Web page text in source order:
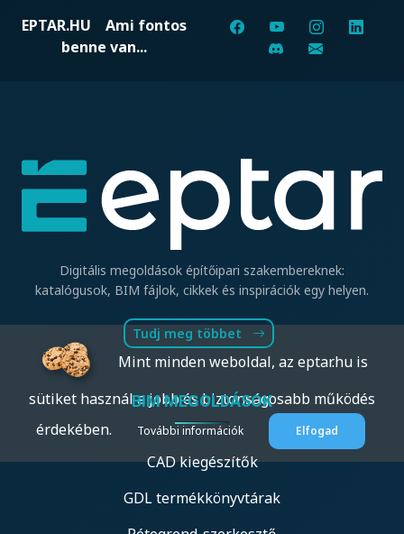
EPTAR.HU Ami fontos
benne van...
Digitális megoldások építőipari szakembereknek:
katalógusok, BIM fájlok, cikkek és inspirációk egy helyen.
Tudj meg többet
BIM MEGOLDÁSOK
CAD kiegészítők
GDL termékkönyvtárak
Mint minden weboldal, az eptar.hu is
sütiket használ a jobb és biztonságosabb működés
érdekében.
További információk Elfogad